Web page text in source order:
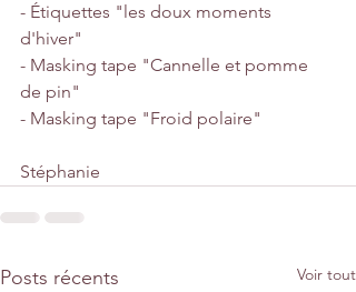
- Étiquettes "les doux moments
d'hiver"
- Masking tape "Cannelle et pomme
de pin"
- Masking tape "Froid polaire"
Stéphanie
Posts récents Voir tout